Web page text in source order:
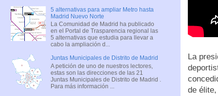
La
de
5 alternativas para ampliar Metro hasta
Madrid Nuevo Norte
La Comunidad de Madrid ha publicado
en el Portal de Trasparencia regional las
5 alternativas que estudia para llevar a
cabo la ampliación d...
Juntas Municipales de Distrito de Madrid
A petición de uno de nuestros lectores,
estas son las direcciones de las 21
Juntas Municipales de Distrito de Madrid .
Para más información ...